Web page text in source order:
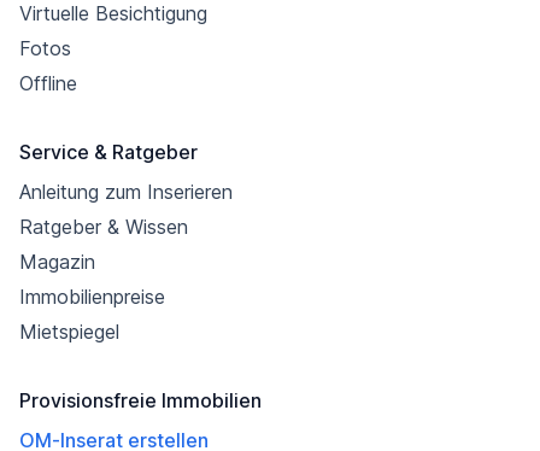
Virtuelle Besichtigung
Fotos
Offline
Service & Ratgeber
Anleitung zum Inserieren
Ratgeber & Wissen
Magazin
Immobilienpreise
Mietspiegel
Provisionsfreie Immobilien
OM-Inserat erstellen